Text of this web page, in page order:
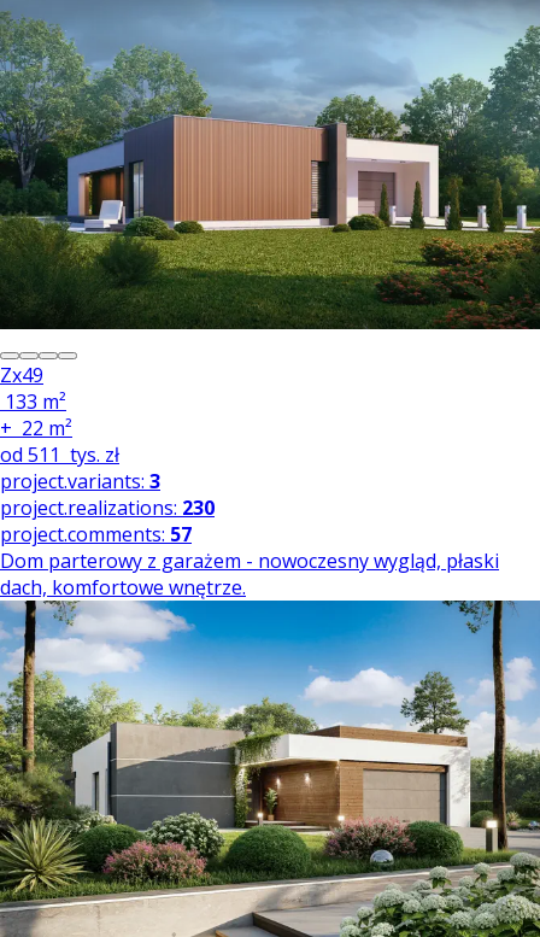
Zx49
133 m²
+ 22 m²
od 511 tys. zł
project.variants: 3
project.realizations: 230
project.comments: 57
Dom parterowy z garażem - nowoczesny wygląd, płaski
dach, komfortowe wnętrze.